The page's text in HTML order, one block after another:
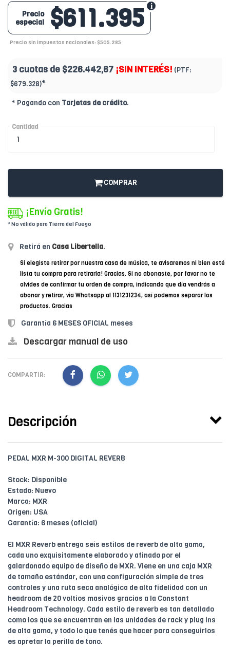
$611.395
Precio
especial
Precio sin impuestos nacionales: $505.285
3 cuotas de $226.442,67 ¡SIN INTERÉS! (PTF:
$679.328)*
* Pagando con Tarjetas de crédito.
Cantidad
COMPRAR
¡Envío Gratis!
* No válido para Tierra del Fuego
Retirá en Casa Libertella.
Si elegiste retirar por nuestra casa de música, te avisaremos ni bien esté
lista tu compra para retirarla! Gracias. Si no abonaste, por favor no te
olvides de confirmar tu orden de compra, indicando que día vendrás a
abonar y retirar, vía Whatsapp al 1131231234, así podemos separar los
productos. Gracias
Garantía 6 MESES OFICIAL meses
Descargar manual de uso
COMPARTIR:
Descripción
PEDAL MXR M-300 DIGITAL REVERB
Stock: Disponible
Estado: Nuevo
Marca: MXR
Origen: USA
Garantía: 6 meses (oficial)
El MXR Reverb entrega seis estilos de reverb de alta gama,
cada uno exquisitamente elaborado y afinado por el
galardonado equipo de diseño de MXR. Viene en una caja MXR
de tamaño estándar, con una configuración simple de tres
controles y una ruta seca analógica de alta fidelidad con un
headroom de 20 voltios masivos gracias a la Constant
Headroom Technology. Cada estilo de reverb es tan detallado
como los que se encuentran en las unidades de rack y plug ins
de alta gama, y todo lo que tenés que hacer para conseguirlos
es apretar la perilla de tono.